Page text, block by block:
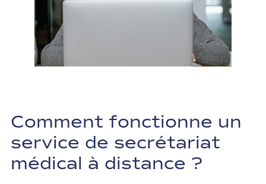
Comment fonctionne un
service de secrétariat
médical à distance ?